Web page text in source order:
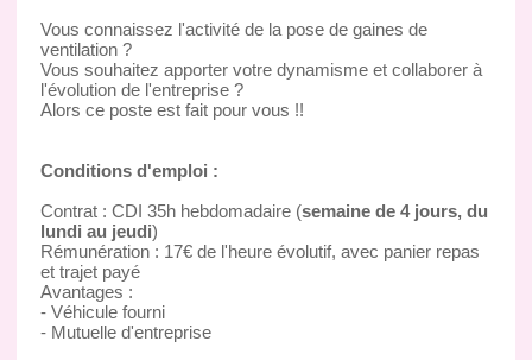
Vous connaissez l'activité de la pose de gaines de
ventilation ?
Vous souhaitez apporter votre dynamisme et collaborer à
l'évolution de l'entreprise ?
Alors ce poste est fait pour vous !!
Conditions d'emploi :
Contrat : CDI 35h hebdomadaire (semaine de 4 jours, du
lundi au jeudi)
Rémunération : 17€ de l'heure évolutif, avec panier repas
et trajet payé
Avantages :
- Véhicule fourni
- Mutuelle d'entreprise